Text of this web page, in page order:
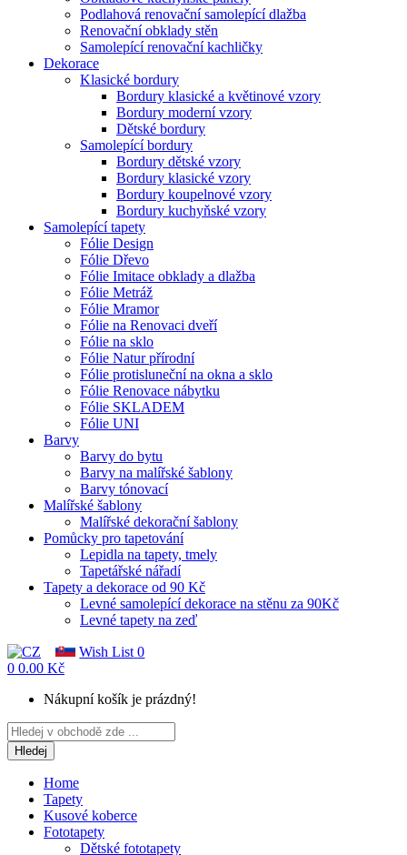
Podlahová renovační samolepící dlažba
Renovační obklady stěn
Samolepící renovační kachličky
Dekorace
Klasické bordury
Bordury klasické a květinové vzory
Bordury moderní vzory
Dětské bordury
Samolepící bordury
Bordury dětské vzory
Bordury klasické vzory
Bordury koupelnové vzory
Bordury kuchyňské vzory
Samolepící tapety
Fólie Design
Fólie Dřevo
Fólie Imitace obklady a dlažba
Fólie Metráž
Fólie Mramor
Fólie na Renovaci dveří
Fólie na sklo
Fólie Natur přírodní
Fólie protisluneční na okna a sklo
Fólie Renovace nábytku
Fólie SKLADEM
Fólie UNI
Barvy
Barvy do bytu
Barvy na malířské šablony
Barvy tónovací
Malířské šablony
Malířské dekorační šablony
Pomůcky pro tapetování
Lepidla na tapety, tmely
Tapetářské nářadí
Tapety a dekorace od 90 Kč
Levné samolepící dekorace na stěnu za 90Kč
Levné tapety na zeď
Wish List 0
0 0.00 Kč
Nákupní košík je prázdný!
Hledej
Home
Tapety
Kusové koberce
Fototapety
Dětské fototapety